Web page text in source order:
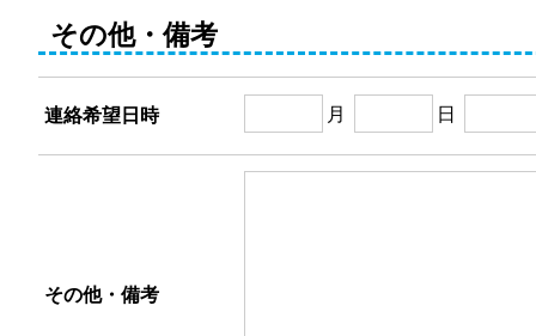
その他・備考
連絡希望日時 月 日
その他・備考